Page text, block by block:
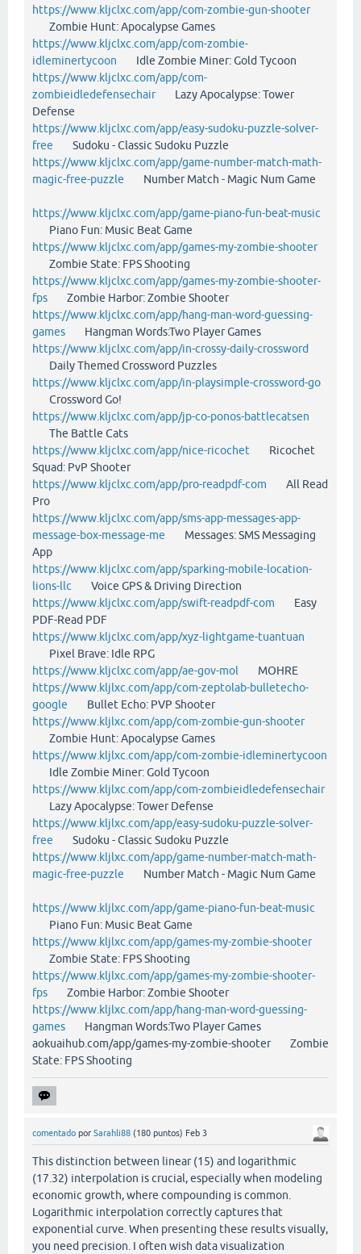
https://www.kljclxc.com/app/com-zombie-gun-shooter
Zombie Hunt: Apocalypse Games
https://www.kljclxc.com/app/com-zombie-
idleminertycoon Idle Zombie Miner: Gold Tycoon
https://www.kljclxc.com/app/com-
zombieidledefensechairLazy Apocalypse: Tower
Defense
https://www.kljclxc.com/app/easy-sudoku-puzzle-solver-
free Sudoku - Classic Sudoku Puzzle
https://www.kljclxc.com/app/game-number-match-math-
magic-free-puzzle Number Match - Magic Num Game
https://www.kljclxc.com/app/game-piano-fun-beat-music
Piano Fun: Music Beat Game
https://www.kljclxc.com/app/games-my-zombie-shooter
Zombie State: FPS Shooting
https://www.kljclxc.com/app/games-my-zombie-shooter-
fps Zombie Harbor: Zombie Shooter
https://www.kljclxc.com/app/hang-man-word-guessing-
games Hangman Words:Two Player Games
https://www.kljclxc.com/app/in-crossy-daily-crossword
Daily Themed Crossword Puzzles
https://www.kljclxc.com/app/in-playsimple-crossword-go
Crossword Go!
https://www.kljclxc.com/app/jp-co-ponos-battlecatsen
The Battle Cats
https://www.kljclxc.com/app/nice-ricochet Ricochet
Squad: PvP Shooter
https://www.kljclxc.com/app/pro-readpdf-com All Read
Pro
https://www.kljclxc.com/app/sms-app-messages-app-
message-box-message-me Messages: SMS Messaging
App
https://www.kljclxc.com/app/sparking-mobile-location-
lions-llc Voice GPS & Driving Direction
https://www.kljclxc.com/app/swift-readpdf-com Easy
PDF-Read PDF
https://www.kljclxc.com/app/xyz-lightgame-tuantuan
Pixel Brave: Idle RPG
https://www.kljclxc.com/app/ae-gov-mol MOHRE
https://www.kljlxc.com/app/com-zeptolab-bulletecho-
google Bullet Echo: PVP Shooter
https://www.kljlxc.com/app/com-zombie-gun-shooter
Zombie Hunt: Apocalypse Games
https://www.kljlxc.com/app/com-zombie-idleminertycoon
Idle Zombie Miner: Gold Tycoon
https://www.kljlxc.com/app/com-zombieidledefensechair
Lazy Apocalypse: Tower Defense
https://www.kljlxc.com/app/easy-sudoku-puzzle-solver-
free Sudoku - Classic Sudoku Puzzle
https://www.kljlxc.com/app/game-number-match-math-
magic-free-puzzle Number Match - Magic Num Game
https://www.kljlxc.com/app/game-piano-fun-beat-music
Piano Fun: Music Beat Game
https://www.kljlxc.com/app/games-my-zombie-shooter
Zombie State: FPS Shooting
https://www.kljlxc.com/app/games-my-zombie-shooter-
fps Zombie Harbor: Zombie Shooter
https://www.kljlxc.com/app/hang-man-word-guessing-
games Hangman Words:Two Player Games
aokuaihub.com/app/games-my-zombie-shooter Zombie
State: FPS Shooting
comentado por Sarahli88 (180 puntos) Feb 3
This distinction between linear (15) and logarithmic
(17.32) interpolation is crucial, especially when modeling
economic growth, where compounding is common.
Logarithmic interpolation correctly captures that
exponential curve. When presenting these results visually,
you need precision. I often wish data visualization